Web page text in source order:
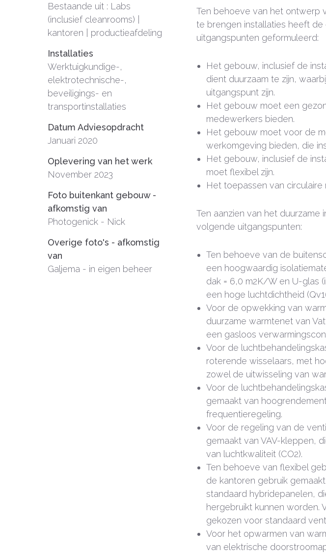
Bestaande uit : Labs
(inclusief cleanrooms) |
kantoren | productieafdeling
Installaties
Werktuigkundige-,
elektrotechnische-,
beveiligings- en
transportinstallaties
Datum Adviesopdracht
Januari 2020
Oplevering van het werk
November 2023
Foto buitenkant gebouw -
afkomstig van
Photogenick - Nick
Overige foto's - afkomstig
van
Galjema - in eigen beheer
Ten behoeve van het ontwerp
te brengen installaties heeft
uitgangspunten geformuleerd:
Het gebouw, inclusief de
dient duurzaam te zijn,
uitgangspunt zijn.
Het gebouw moet een
medewerkers bieden.
Het gebouw moet voor de
werkomgeving bieden, die
Het gebouw, inclusief de
moet flexibel zijn.
Het toepassen van circulaire
Ten aanzien van het
volgende uitgangspunten:
Ten behoeve van de
een hoogwaardig
dak = 6,0 m2K/W en U-glas
een hoge luchtdichtheid (Q
Voor de opwekking van
duurzame warmtenet van
een gasloos
Voor de
roterende wisselaars, met
zowel de uitwisseling van
Voor de
gemaakt van
frequentieregeling.
Voor de regeling van de
gemaakt van VAV-kleppen,
van luchtkwaliteit (CO2).
Ten behoeve van flexibel
de kantoren gebruik
standaard hybridepanelen,
hergebruikt kunnen worden.
gekozen voor standaard
Voor het opwarmen van
van elektrische